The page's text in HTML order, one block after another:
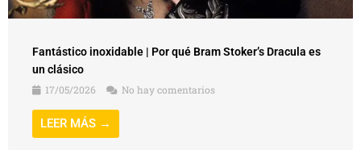
Fantástico inoxidable | Por qué Bram Stoker’s Dracula es
un clásico
17/05/2026
No hay comentarios
LEER MÁS →